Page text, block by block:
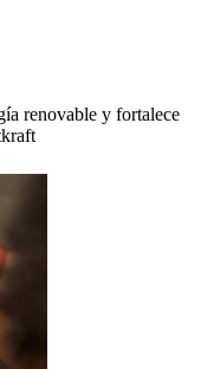
renovable y fortalece